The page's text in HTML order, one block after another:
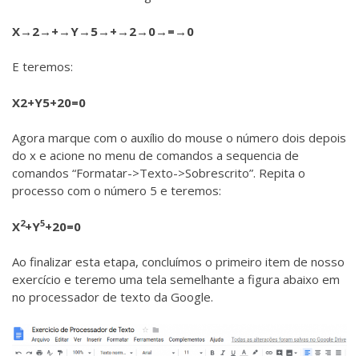
X→2→+→Y→5→+→2→0→=→0
E teremos:
X2+Y5+20=0
Agora marque com o auxílio do mouse o número dois depois
do x e acione no menu de comandos a sequencia de
comandos “Formatar->Texto->Sobrescrito”. Repita o
processo com o número 5 e teremos:
X2+Y5+20=0
Ao finalizar esta etapa, concluímos o primeiro item de nosso
exercício e teremo uma tela semelhante a figura abaixo em
no processador de texto da Google.